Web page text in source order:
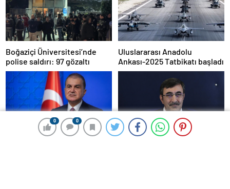
0 0
0 0
Boğaziçi Üniversitesi’nde
polise saldırı: 97 gözaltı
Uluslararası Anadolu
Ankası-2025 Tatbikatı başladı